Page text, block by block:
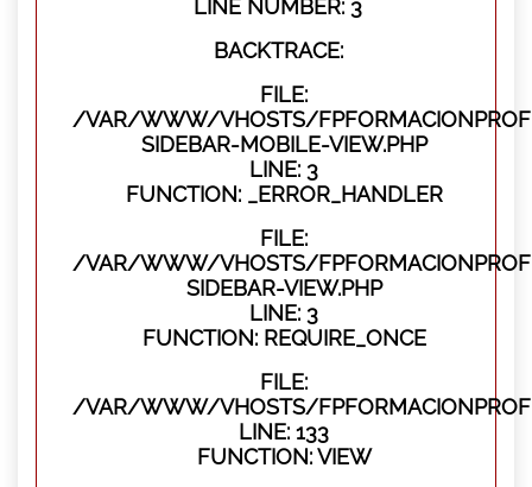
LINE NUMBER: 3
BACKTRACE:
FILE:
/VAR/WWW/VHOSTS/
SIDEBAR-MOBILE-VIEW.PHP
LINE: 3
FUNCTION: _ERROR_HANDLER
FILE:
/VAR/WWW/VHOSTS/
SIDEBAR-VIEW.PHP
LINE: 3
FUNCTION: REQUIRE_ONCE
FILE:
/VAR/WWW/VHOSTS/
LINE: 133
FUNCTION: VIEW